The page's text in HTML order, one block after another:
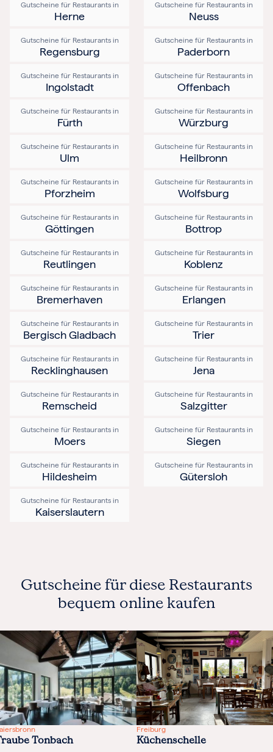
Gutscheine für Restaurants in
Herne
Gutscheine für Restaurants in
Neuss
Gutscheine für Restaurants in
Regensburg
Gutscheine für Restaurants in
Paderborn
Gutscheine für Restaurants in
Ingolstadt
Gutscheine für Restaurants in
Offenbach
Gutscheine für Restaurants in
Fürth
Gutscheine für Restaurants in
Würzburg
Gutscheine für Restaurants in
Ulm
Gutscheine für Restaurants in
Heilbronn
Gutscheine für Restaurants in
Pforzheim
Gutscheine für Restaurants in
Wolfsburg
Gutscheine für Restaurants in
Göttingen
Gutscheine für Restaurants in
Bottrop
Gutscheine für Restaurants in
Reutlingen
Gutscheine für Restaurants in
Koblenz
Gutscheine für Restaurants in
Bremerhaven
Gutscheine für Restaurants in
Erlangen
Gutscheine für Restaurants in
Bergisch Gladbach
Gutscheine für Restaurants in
Trier
Gutscheine für Restaurants in
Recklinghausen
Gutscheine für Restaurants in
Jena
Gutscheine für Restaurants in
Remscheid
Gutscheine für Restaurants in
Salzgitter
Gutscheine für Restaurants in
Moers
Gutscheine für Restaurants in
Siegen
Gutscheine für Restaurants in
Hildesheim
Gutscheine für Restaurants in
Gütersloh
Gutscheine für Restaurants in
Kaiserslautern
Gutscheine für diese Restaurants
bequem online kaufen
Tonbach
Freiburg
Küchenschelle